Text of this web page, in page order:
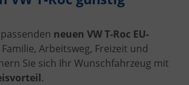
neuen VW T-Roc EU-
Arbeitsweg, Freizeit und
Sie sich Ihr Wunschfahrzeug mit
.